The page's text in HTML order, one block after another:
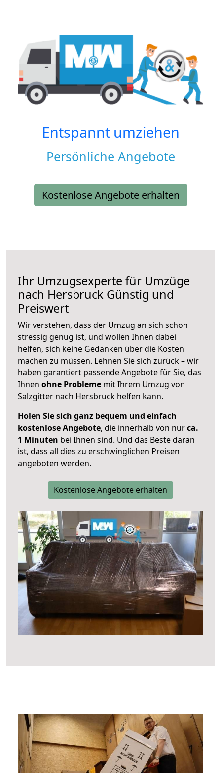
Entspannt umziehen
Persönliche Angebote
Kostenlose Angebote erhalten
Ihr Umzugsexperte für Umzüge
nach Hersbruck Günstig und
Preiswert
Wir verstehen, dass der Umzug an sich schon
stressig genug ist, und wollen Ihnen dabei
helfen, sich keine Gedanken über die Kosten
machen zu müssen. Lehnen Sie sich zurück – wir
haben garantiert passende Angebote für Sie, das
Ihnen ohne Probleme mit Ihrem Umzug von
Salzgitter nach Hersbruck helfen kann.
Holen Sie sich ganz bequem und einfach
kostenlose Angebote, die innerhalb von nurca.
1 Minuten bei Ihnen sind. Und das Beste daran
ist, dass all dies zu erschwinglichen Preisen
angeboten werden.
Kostenlose Angebote erhalten